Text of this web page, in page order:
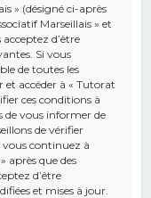
» (désigné ci-après
Marseillais » et
d’être
Si vous
de toutes les
et accéder à « Tutorat
ces conditions à
de vous informer de
de vérifier
continuez à
après que des
d’être
et mises à jour.